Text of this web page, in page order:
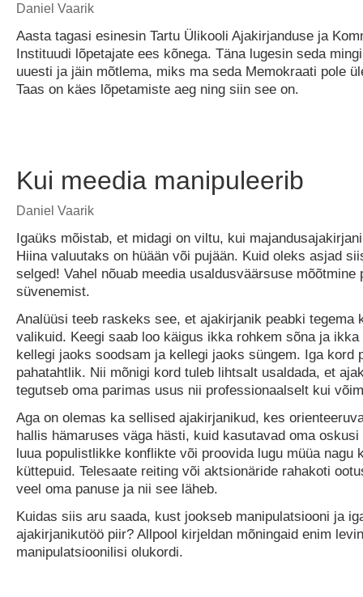
Daniel Vaarik
Aasta tagasi esinesin Tartu Ülikooli Ajakirjanduse ja
Instituudi lõpetajate ees kõnega. Täna lugesin seda
uuesti ja jäin mõtlema, miks ma seda Memokraati pole
Taas on käes lõpetamiste aeg ning siin see on.
Kui meedia manipuleerib
Daniel Vaarik
Igaüks mõistab, et midagi on viltu, kui
Hiina valuutaks on hüään või pujään. Kuid oleks asjad
selged! Vahel nõuab meedia usaldusväärsuse mõõtmine
süvenemist.
Analüüsi teeb raskeks see, et ajakirjanik peabki tegema
valikuid. Keegi saab loo käigus ikka rohkem sõna ja
kellegi jaoks soodsam ja kellegi jaoks süngem. Iga kord
pahatahtlik. Nii mõnigi kord tuleb lihtsalt usaldada, et
tegutseb oma parimas usus nii professionaalselt kui
Aga on olemas ka sellised ajakirjanikud, kes
hallis hämaruses väga hästi, kuid kasutavad oma
luua populistlikke konflikte või proovida lugu müüa nagu
küttepuid. Telesaate reiting või aktsionäride rahakoti
veel oma panuse ja nii see läheb.
Kuidas siis aru saada, kust jookseb manipulatsiooni ja
ajakirjanikutöö piir? Allpool kirjeldan mõningaid enim
manipulatsioonilisi olukordi.